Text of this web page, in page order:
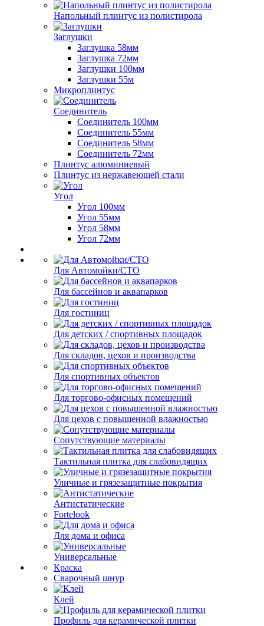
Напольный плинтус из полистирола
Заглушки
Заглушка 58мм
Заглушка 72мм
Заглушки 100мм
Заглушки 55м
Микроплинтус
Соединитель
Соединитель 100мм
Соединитель 55мм
Соединитель 58мм
Соединитель 72мм
Плинтус алюминиевый
Плинтус из нержавеющей стали
Угол
Угол 100мм
Угол 55мм
Угол 58мм
Угол 72мм
Для Автомойки/СТО
Для бассейнов и аквапарков
Для гостиниц
Для детских / спортивных площадок
Для складов, цехов и производства
Для спортивных объектов
Для торгово-офисных помещений
Для цехов с повышенной влажностью
Сопутствующие материалы
Тактильная плитка для слабовидящих
Уличные и грязезащитные покрытия
Антистатические
Fortelook
Для дома и офиса
Универсальные
Краска
Сварочный шнур
Клей
Профиль для керамической плитки